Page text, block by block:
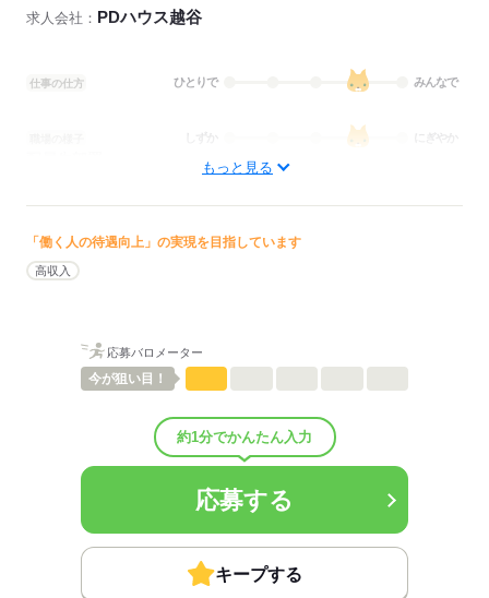
求人会社： PDハウス越谷
仕事の仕方 ひとりで みんなで
にぎやか
■賞与：4.17ヶ月/年
■賞与備考：なし
■退職金制度：有（勤続5年以上）
資格取得支援制度
家賃補助制度
■受動喫煙防止措置：
応募する
もっと見る
「働く人の待遇向上」の実現を目指しています
高収入
応募バロメーター
今が狙い目！
約1分でかんたん入力
応募する
キープする